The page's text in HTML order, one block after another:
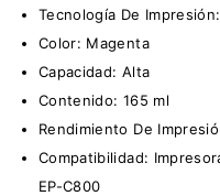
Tecnología De
Color: Magenta
Capacidad: Alta
Contenido: 165 ml
Rendimiento De
Compatibilidad:
EP-C800